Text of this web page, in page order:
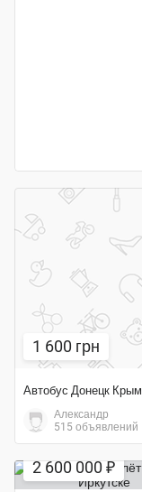
1 600 грн
Автобус Донецк Крым
Александр
515 объявлений
2 600 000 ₽